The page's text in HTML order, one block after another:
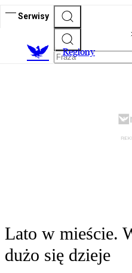
Serwisy
Regiony
Lato w mieście.
dużo się dzieje